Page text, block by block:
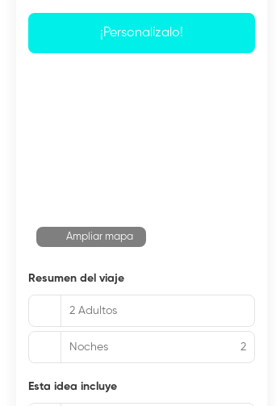
¡Personalízalo!
Ampliar mapa
Resumen del viaje
2 Adultos
Noches 2
Esta idea incluye